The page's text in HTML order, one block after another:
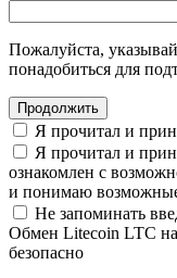
Пожалуйста,
понадобиться для
Я прочитал и
Я прочитал и
ознакомлен с
и понимаю
Не запоминать
Обмен Litecoin LTC
безопасно